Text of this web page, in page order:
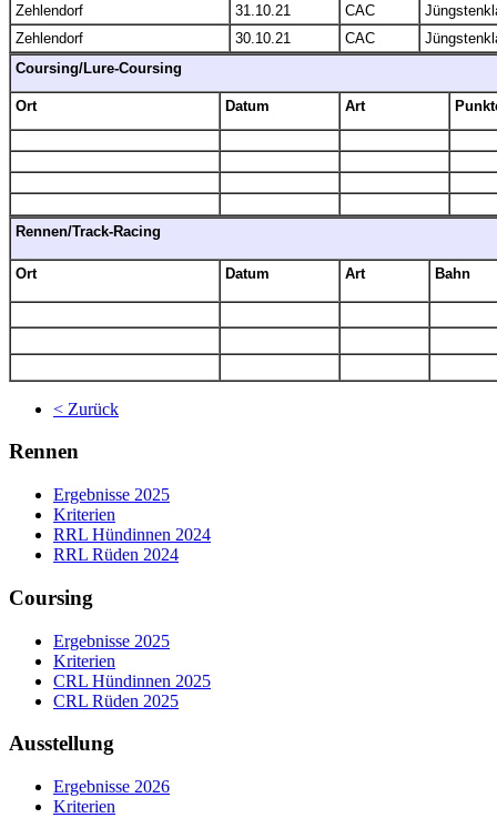
Zehlendorf 31.10.21 CAC
Zehlendorf
30.10.21 CAC
Coursing/Lure-Coursing
Ort Datum Art
Rennen/Track-Racing
Ort Datum Art Bahn
< Zurück
Rennen
Ergebnisse 2025
Kriterien
RRL Hündinnen 2024
RRL Rüden 2024
Coursing
Ergebnisse 2025
Kriterien
CRL Hündinnen 2025
CRL Rüden 2025
Ausstellung
Ergebnisse 2026
Kriterien